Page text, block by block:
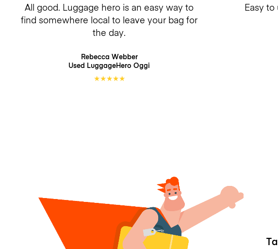
All good. Luggage hero is an easy way to
find somewhere local to leave your bag for
the day.
Rebecca Webber
Used LuggageHero Oggi
★★★★★
Easy